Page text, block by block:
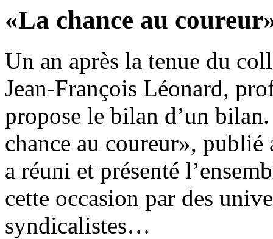
«La chance au
Un an après la tenue du
Jean-François Léonard,
propose le bilan d’un
chance au coureur»,
a réuni et présenté
cette occasion par des
syndicalistes…